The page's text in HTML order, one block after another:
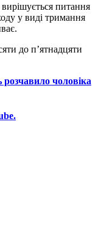
питання
у виді тримання
до п’ятнадцяти
розчавило чоловіка